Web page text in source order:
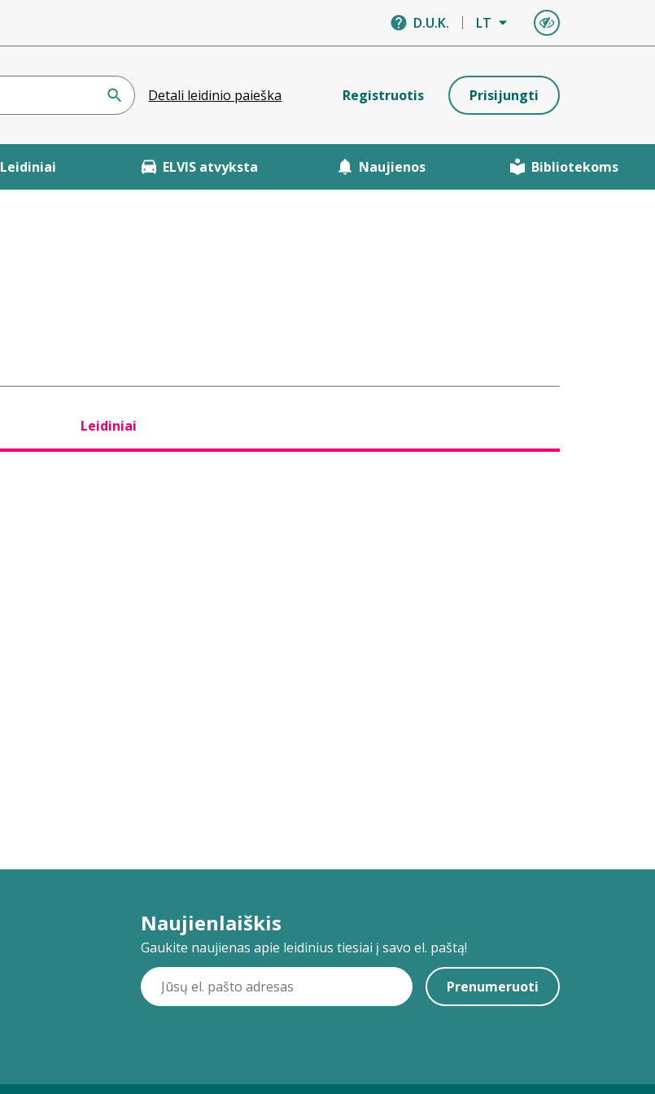
D.U.K. LT
Detali leidinio paieška Registruotis Prisijungti
Leidiniai ELVIS atvyksta Naujienos Bibliotekoms
Leidiniai
Naujienlaiškis
Gaukite naujienas apie leidinius tiesiai į savo el. paštą!
Prenumeruoti